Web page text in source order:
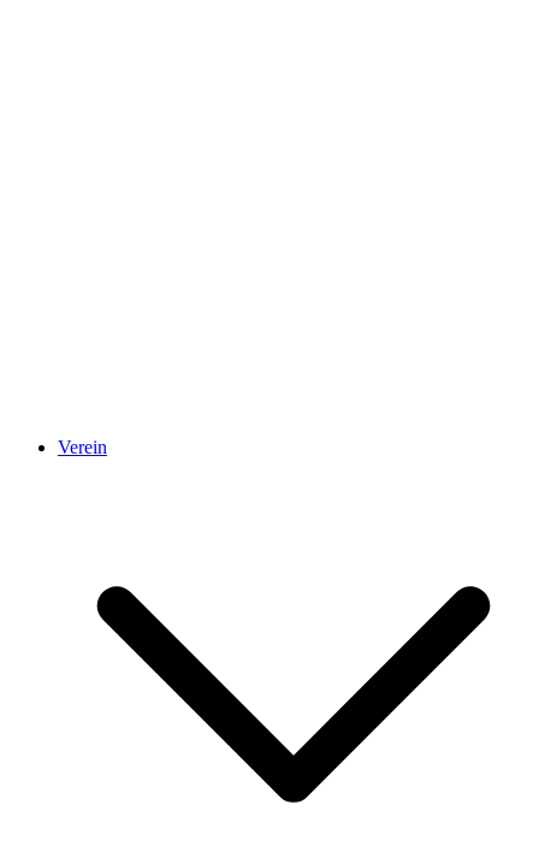
Verein